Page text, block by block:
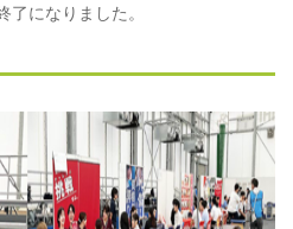
になりました。